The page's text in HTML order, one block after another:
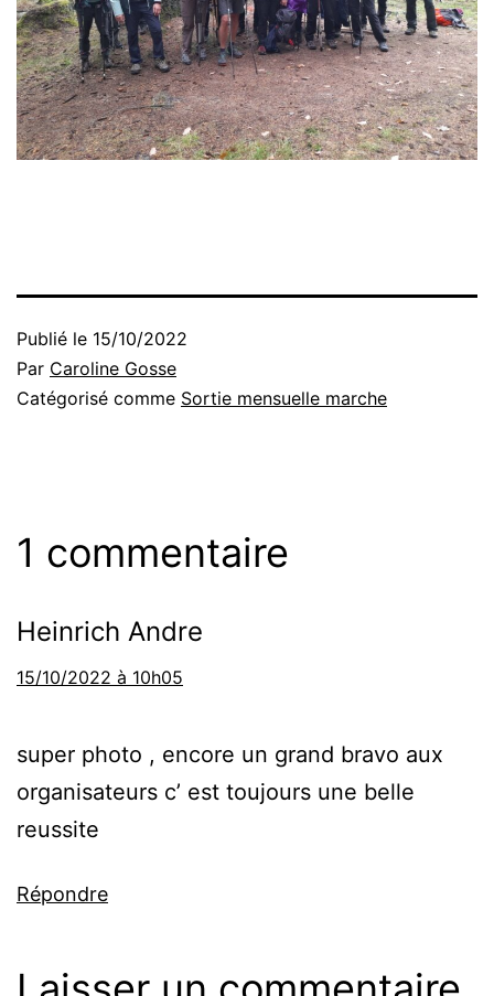
Publié le 15/10/2022
Par Caroline Gosse
Catégorisé comme Sortie mensuelle marche
1 commentaire
Heinrich Andre
15/10/2022 à 10h05
super photo , encore un grand bravo aux
organisateurs c’ est toujours une belle
reussite
Répondre